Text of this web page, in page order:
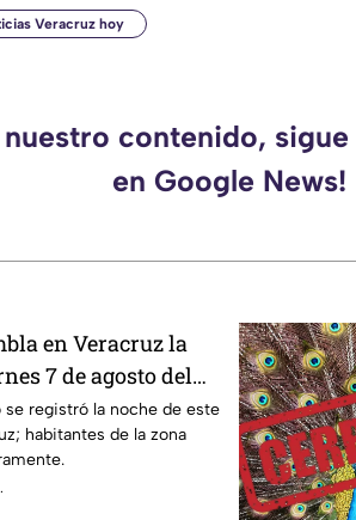
Veracruz hoy
nuestro contenido,
en Google News!
en Veracruz la
7 de agosto del
y epicentro?
registró la noche de este
habitantes de la zona